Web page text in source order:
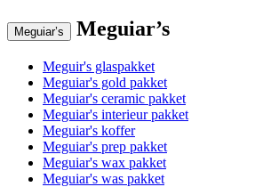
Meguiar’s Meguiar’s
Meguir's glaspakket
Meguiar's gold pakket
Meguiar's ceramic pakket
Meguiar's interieur pakket
Meguiar's koffer
Meguiar's prep pakket
Meguiar's wax pakket
Meguiar's was pakket